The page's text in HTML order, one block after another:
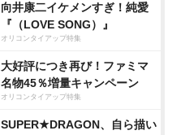
向井康二イケメンすぎ！純愛
『（LOVE SONG）』
オリコンタイアップ特集
大好評につき再び！ファミマ
名物45％増量キャンペーン
オリコンタイアップ特集
SUPER★DRAGON、自ら描い